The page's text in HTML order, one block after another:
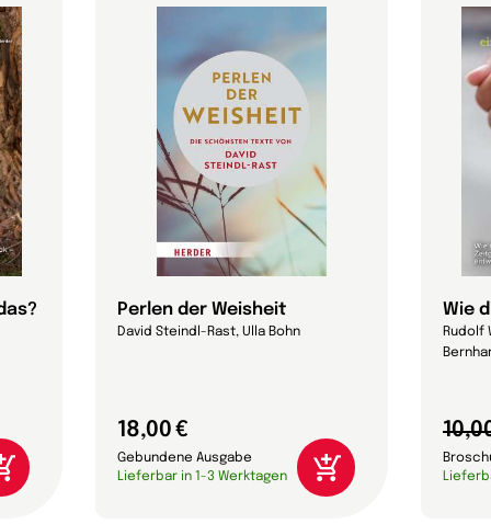
Perlen der Weisheit
David Steindl-Rast, Ulla Bohn
18,00 €
Gebundene Ausgabe
Lieferbar in 1-3 Werktagen
Wie
Rudolf